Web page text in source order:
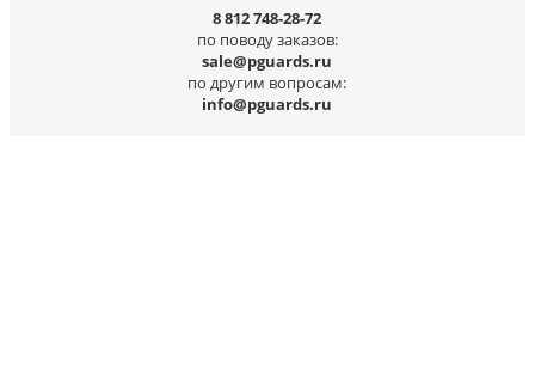
8 812 748-28-72
по поводу заказов:
sale@pguards.ru
по другим вопросам:
info@pguards.ru